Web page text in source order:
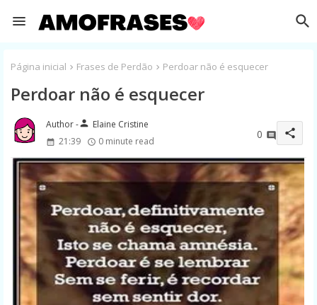
Página inicial Frases de Perdão Perdoar não é esquecer
Perdoar não é esquecer
person Elaine Cristine
21:39
0 minute read
0 share